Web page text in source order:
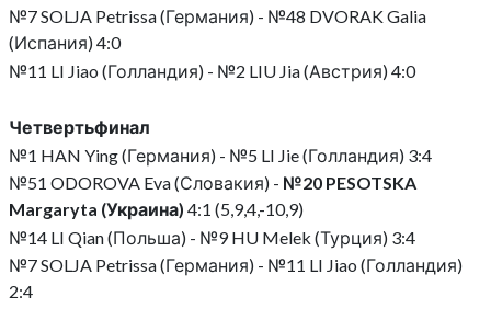
№7 SOLJA Petrissa (Германия) - №48 DVORAK Galia
(Испания) 4:0
№11 LI Jiao (Голландия) - №2 LIU Jia (Австрия) 4:0
Четвертьфинал
№1 HAN Ying (Германия) - №5 LI Jie (Голландия) 3:4
№51 ODOROVA Eva (Словакия) - №20 PESOTSKA
Margaryta (Украина) 4:1 (5,9,4,-10,9)
№14 LI Qian (Польша) - №9 HU Melek (Турция) 3:4
№7 SOLJA Petrissa (Германия) - №11 LI Jiao (Голландия)
2:4